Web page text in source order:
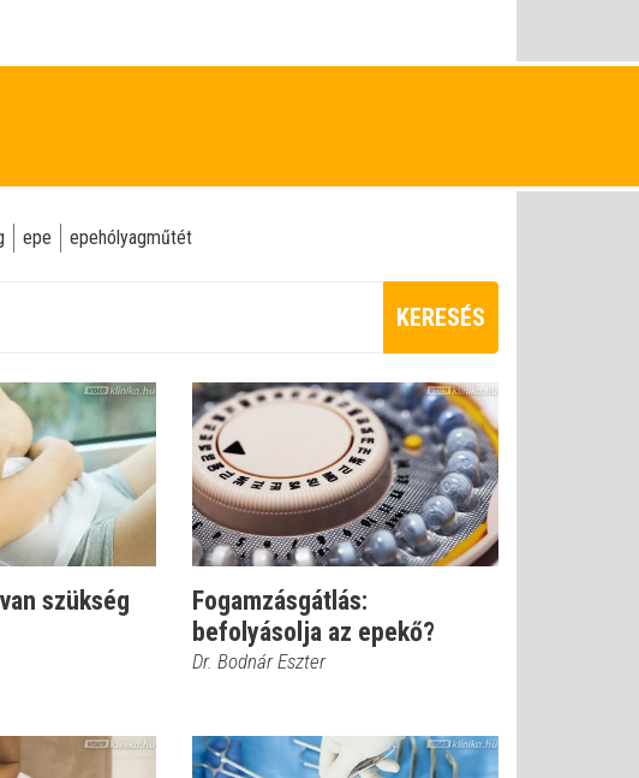
epe epehólyagműtét
KERESÉS
szükség
Fogamzásgátlás:
befolyásolja az epekő?
Dr. Bodnár Eszter